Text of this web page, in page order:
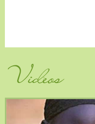
Vidéos